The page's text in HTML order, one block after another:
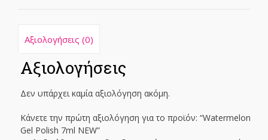
Αξιολογήσεις (0)
Αξιολογήσεις
Δεν υπάρχει καμία αξιολόγηση ακόμη.
Κάνετε την πρώτη αξιολόγηση για το προϊόν: “Watermelon
Gel Polish 7ml NEW”